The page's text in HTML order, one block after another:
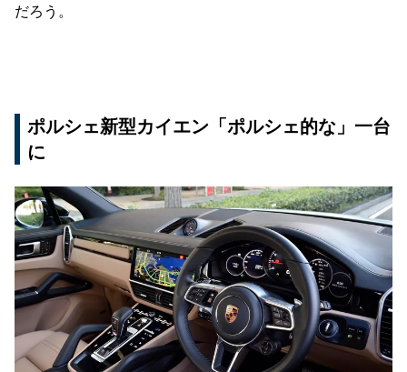
だろう。
ポルシェ新型カイエン「ポルシェ的な」一台
に